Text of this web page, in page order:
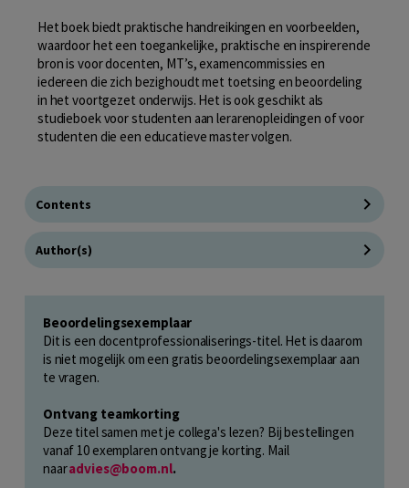
Het boek biedt praktische handreikingen en voorbeelden,
waardoor het een toegankelijke, praktische en inspirerende
bron is voor docenten, MT’s, examencommissies en
iedereen die zich bezighoudt met toetsing en beoordeling
in het voortgezet onderwijs. Het is ook geschikt als
studieboek voor studenten aan lerarenopleidingen of voor
studenten die een educatieve master volgen.
Contents
Author(s)
Beoordelingsexemplaar
Dit is een docentprofessionaliserings-titel. Het is daarom
is niet mogelijk om een gratis beoordelingsexemplaar aan
te vragen.
Ontvang teamkorting
Deze titel samen met je collega's lezen? Bij bestellingen
vanaf 10 exemplaren ontvang je korting. Mail
naaradvies@boom.nl.